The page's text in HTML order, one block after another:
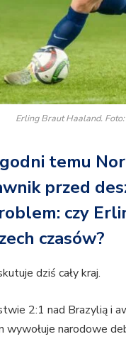
Erling Braut Haaland.
temu
przed
czy
czasów?
dziś cały kraj.
2:1 nad Brazylią i
narodowe